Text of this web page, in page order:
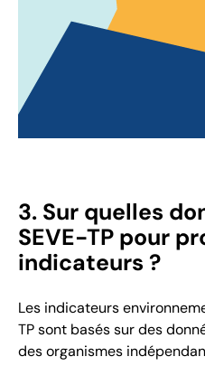
3. Sur quelles
SEVE-TP pour
indicateurs ?
Les indicateurs
TP sont basés sur des
des organismes